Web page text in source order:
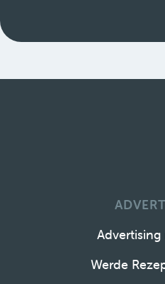
Werde